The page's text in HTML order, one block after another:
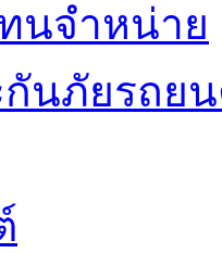
นจำหน่าย
กันภัยรถย